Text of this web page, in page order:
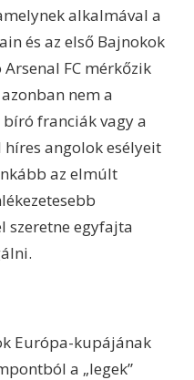
alkalmával a
és az első Bajnokok
FC mérkőzik
nem a
franciák vagy a
angolok esélyeit
az elmúlt
szeretne egyfajta
Európa-kupájának
a „legek”